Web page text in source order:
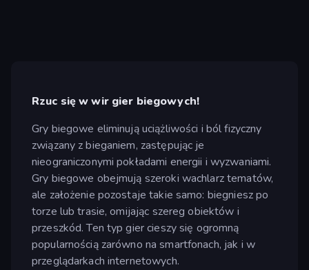
Rzuc się w wir gier biegowych!
Gry biegowe eliminują uciążliwości i ból fizyczny
związany z bieganiem, zastępując je
nieograniczonymi pokładami energii i wyzwaniami.
Gry biegowe obejmują szeroki wachlarz tematów,
ale założenie pozostaje takie samo: biegniesz po
torze lub trasie, omijając szereg obiektów i
przeszkód. Ten typ gier cieszy się ogromną
popularnością zarówno na smartfonach, jak i w
przeglądarkach internetowych.